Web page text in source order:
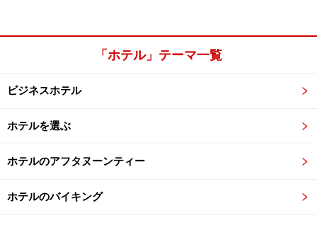
「ホテル」テーマ一覧
ビジネスホテル
ホテルを選ぶ
ホテルのアフタヌーンティー
ホテルのバイキング